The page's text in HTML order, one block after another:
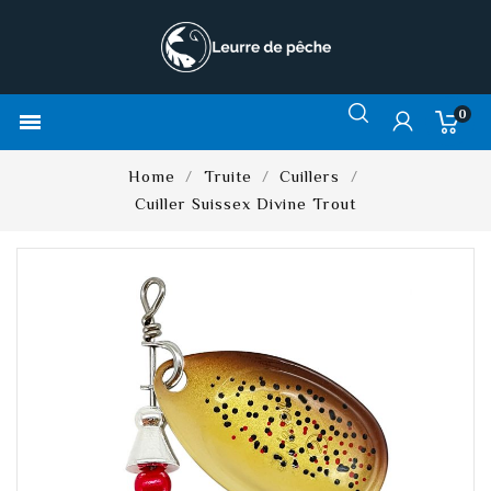
 0
Home Truite
Cuillers
Cuiller Suissex Divine Trout